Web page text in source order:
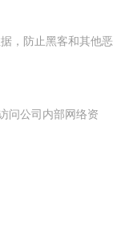
，防止黑客和其他恶
问公司内部网络资